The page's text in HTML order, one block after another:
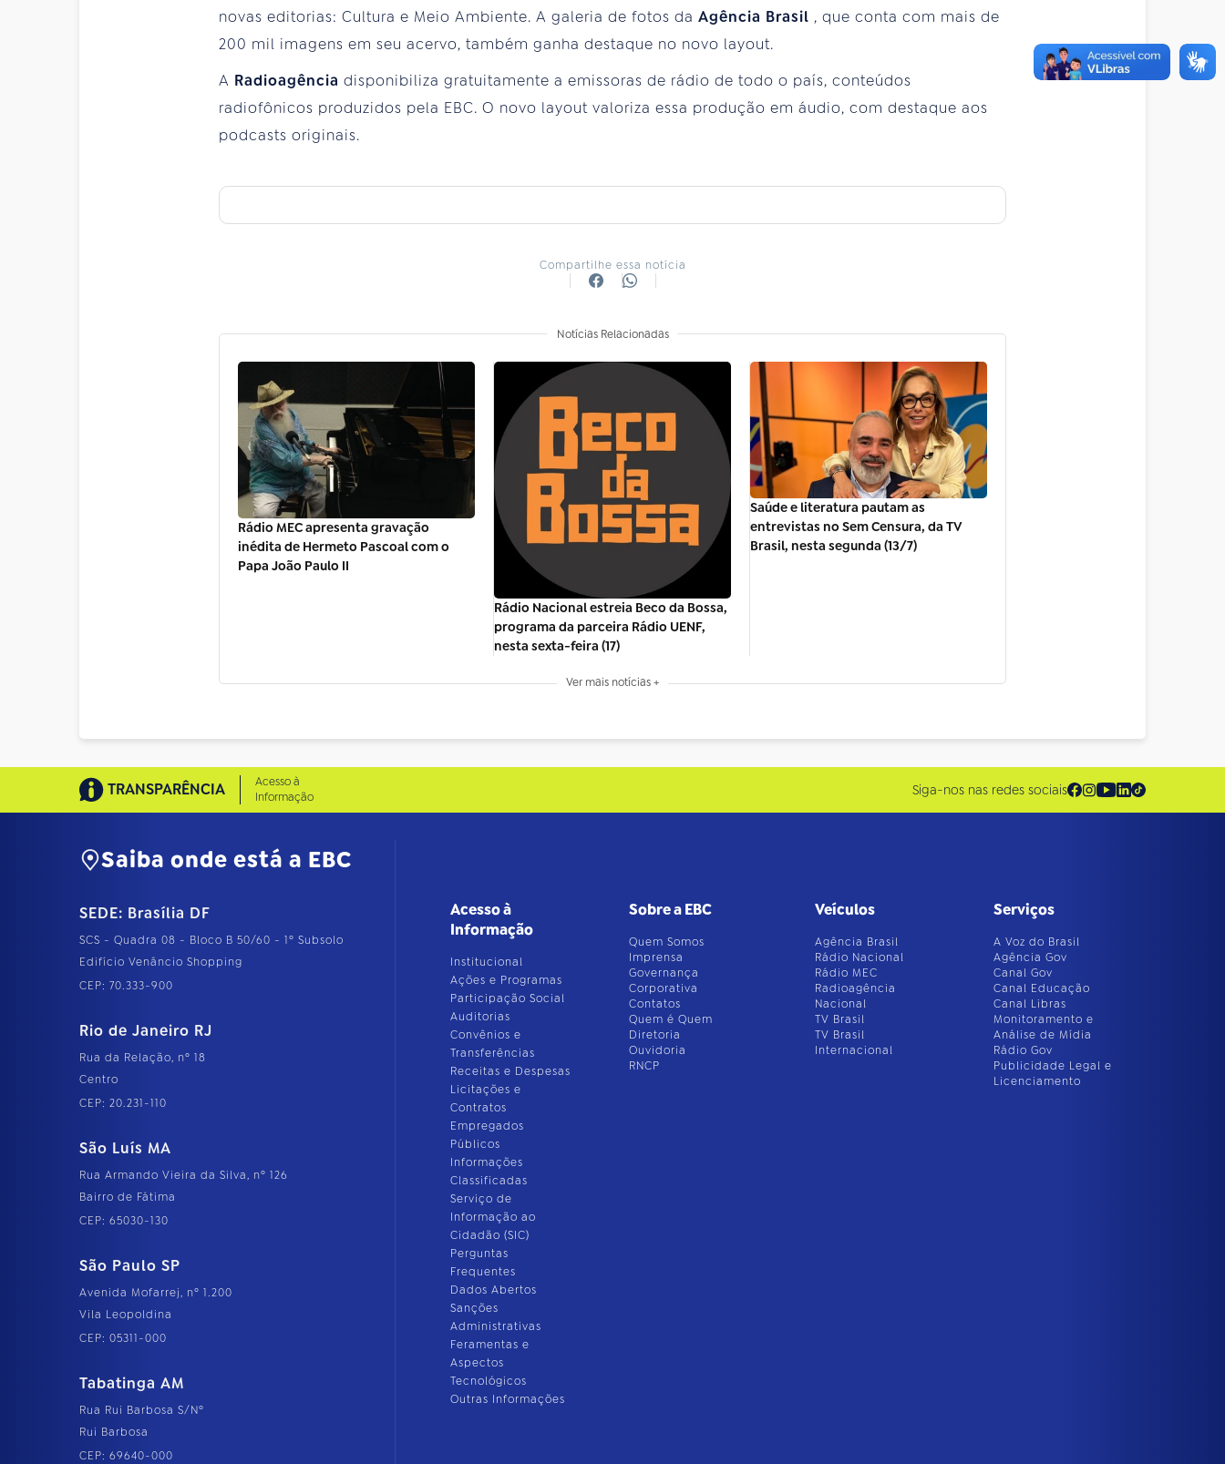
novas editorias: Cultura e Meio Ambiente. A galeria de fotos da Agência Brasil , que conta com mais de
200 mil imagens em seu acervo, também ganha destaque no novo layout.
A Radioagência disponibiliza gratuitamente a emissoras de rádio de todo o país, conteúdos
radiofônicos produzidos pela EBC. O novo layout valoriza essa produção em áudio, com destaque aos
podcasts originais.
Compartilhe essa notícia
Notícias Relacionadas
Rádio MEC apresenta gravação
inédita de Hermeto Pascoal com o
Papa João Paulo II
Rádio Nacional estreia Beco da Bossa,
programa da parceira Rádio UENF,
nesta sexta-feira (17)
Saúde e literatura pautam as
entrevistas no Sem Censura, da TV
Brasil, nesta segunda (13/7)
Ver mais notícias +
TRANSPARÊNCIA
Acesso à
Informação
Siga-nos nas redes sociais
Saiba onde está a EBC
SEDE: Brasília DF
SCS - Quadra 08 - Bloco B 50/60 - 1º Subsolo
Edifício Venâncio Shopping
CEP: 70.333-900
Rio de Janeiro RJ
Rua da Relação, nº 18
Centro
CEP: 20.231-110
São Luís MA
Rua Armando Vieira da Silva, nº 126
Bairro de Fátima
CEP: 65030-130
São Paulo SP
Avenida Mofarrej, nº 1.200
Vila Leopoldina
CEP: 05311-000
Tabatinga AM
Rua Rui Barbosa S/Nº
Rui Barbosa
CEP: 69640-000
Acesso à
Informação
Institucional
Ações e Programas
Participação Social
Auditorias
Convênios e
Transferências
Receitas e Despesas
Licitações e
Contratos
Empregados
Públicos
Informações
Classificadas
Serviço de
Informação ao
Cidadão (SIC)
Perguntas
Frequentes
Dados Abertos
Sanções
Administrativas
Feramentas e
Aspectos
Tecnológicos
Outras Informações
Sobre a EBC
Quem Somos
Imprensa
Governança
Corporativa
Contatos
Quem é Quem
Diretoria
Ouvidoria
RNCP
Veículos
Agência Brasil
Rádio Nacional
Rádio MEC
Radioagência
Nacional
TV Brasil
TV Brasil
Internacional
Serviços
A Voz do Brasil
Agência Gov
Canal Gov
Canal Educação
Canal Libras
Monitoramento e
Análise de Mídia
Rádio Gov
Publicidade Legal e
Licenciamento